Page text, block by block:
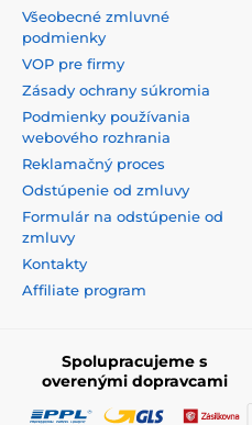
Všeobecné zmluvné
podmienky
VOP pre firmy
Zásady ochrany súkromia
Podmienky používania
webového rozhrania
Reklamačný proces
Odstúpenie od zmluvy
Formulár na odstúpenie od
zmluvy
Kontakty
Affiliate program
Spolupracujeme s
overenými dopravcami